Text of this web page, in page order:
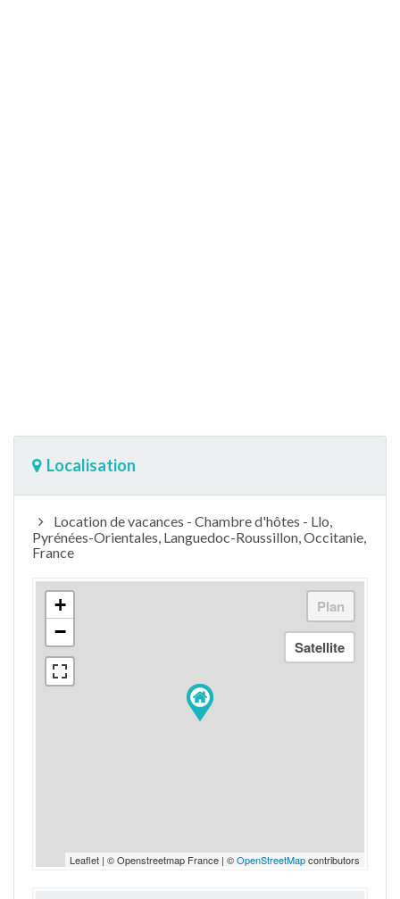
Localisation
Location de vacances - Chambre d'hôtes - Llo,
Pyrénées-Orientales, Languedoc-Roussillon, Occitanie,
France
+
−
Leaflet | © Openstreetmap France | ©OpenStreetMapcontributors